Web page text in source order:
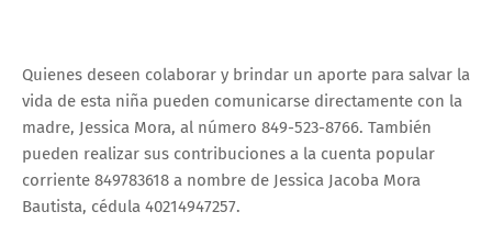
Quienes deseen colaborar y brindar un aporte para salvar la
vida de esta niña pueden comunicarse directamente con la
madre, Jessica Mora, al número 849-523-8766. También
pueden realizar sus contribuciones a la cuenta popular
corriente 849783618 a nombre de Jessica Jacoba Mora
Bautista, cédula 40214947257.